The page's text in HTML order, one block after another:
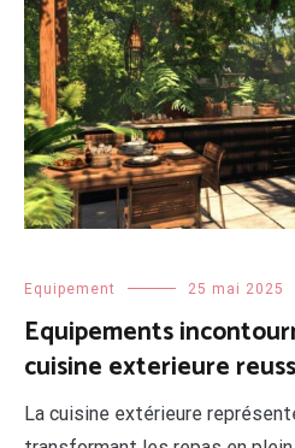
Equipement 25 mai 2025
Equipements
cuisine exterieure
La cuisine extérieure